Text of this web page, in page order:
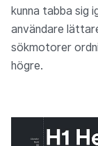
kunna tabba sig
användare
sökmotorer
högre.